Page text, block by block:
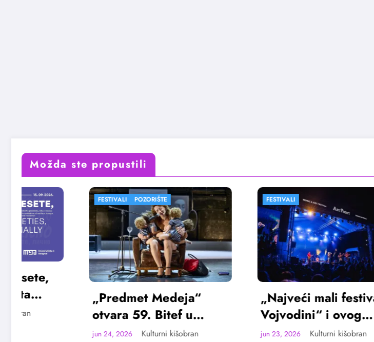
Možda ste propustili
FESTIVALI POZORIŠTE
„Predmet Medeja“
otvara 59. Bitef u
Kulturni kišobran
FESTIVALI
„Najveći mali festival u
Vojvodini“ i ovog
avgusta u Sremskoj
jun 23, 2026 Kulturni kišobran